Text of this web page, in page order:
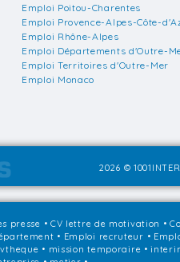
Emploi Poitou-Charentes
Emploi Provence-Alpes-Côte-
Emploi Rhône-Alpes
Emploi Départements d'Outre-
Emploi Territoires d'Outre-Mer
Emploi Monaco
2026 ©
presse • CV lettre de motivation •
• Emploi recruteur •
• mission temporaire •